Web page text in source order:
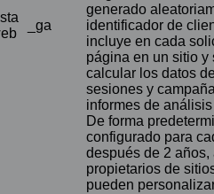
_ga
generado
identificador de
incluye en cada
página en un sitio y
calcular los datos
sesiones y
informes de
De forma
configurado para
después de 2 años,
propietarios de
pueden